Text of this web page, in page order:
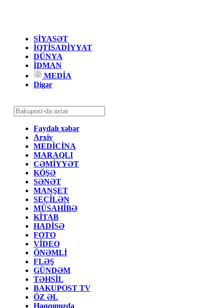
SİYASƏT
İQTİSADİYYAT
DÜNYA
İDMAN
MEDİA
Digər
Faydalı xəbər
Arxiv
MEDİCİNA
MARAQLI
CƏMİYYƏT
KÖŞƏ
SƏNƏT
MANŞET
SEÇİLƏN
MÜSAHİBƏ
KİTAB
HADİSƏ
FOTO
VİDEO
ÖNƏMLİ
FLƏŞ
GÜNDƏM
TƏHSİL
BAKUPOST TV
ÖZ ƏL
Haqqımızda